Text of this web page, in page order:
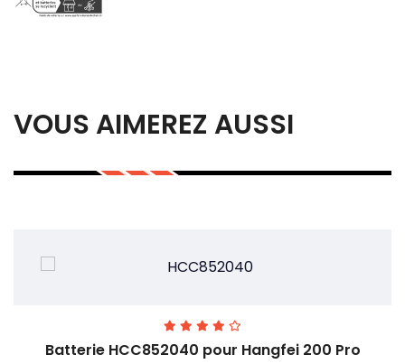
VOUS AIMEREZ AUSSI
Batterie HCC852040 pour Hangfei 200 Pro